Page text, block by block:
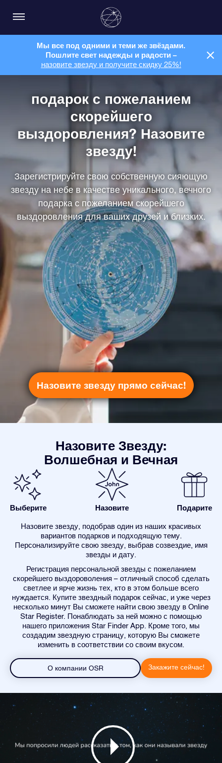
Мы все под одними и теми же звёздами.
Пошлите свет надежды и радости –
назовите звезду и получите скидку 25%!
подарок с пожеланием
скорейшего
выздоровления? Назовите
звезду!
Зарегистрируйте свою собственную сияющую
звезду на небе в качестве уникального, вечного
подарка с пожеланием скорейшего
выздоровления для ваших друзей и близких.
Назовите звезду прямо сейчас!
Назовите Звезду:
Волшебная и Вечная
Выберите Назовите Подарите
Назовите звезду, подобрав один из наших красивых
вариантов подарков и подходящую тему.
Персонализируйте свою звезду, выбрав созвездие, имя
звезды и дату.
Регистрация персональной звезды с пожеланием
скорейшего выздороволения – отличный способ сделать
светлее и ярче жизнь тех, кто в этом больше всего
нуждается. Купите звездный подарок сейчас, и уже через
несколько минут Вы сможете найти свою звезду в Online
Star Register. Понаблюдать за ней можно с помощью
нашего приложения Star Finder App. Кроме того, мы
создадим звездную страницу, которую Вы сможете
изменить в соответствии со своим вкусом.
О компании OSR Закажите сейчас!